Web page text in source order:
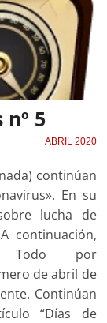
5
ABRIL 2020
continúan
En su
lucha de
continuación,
Todo por
de abril de
Continúan
“Días de